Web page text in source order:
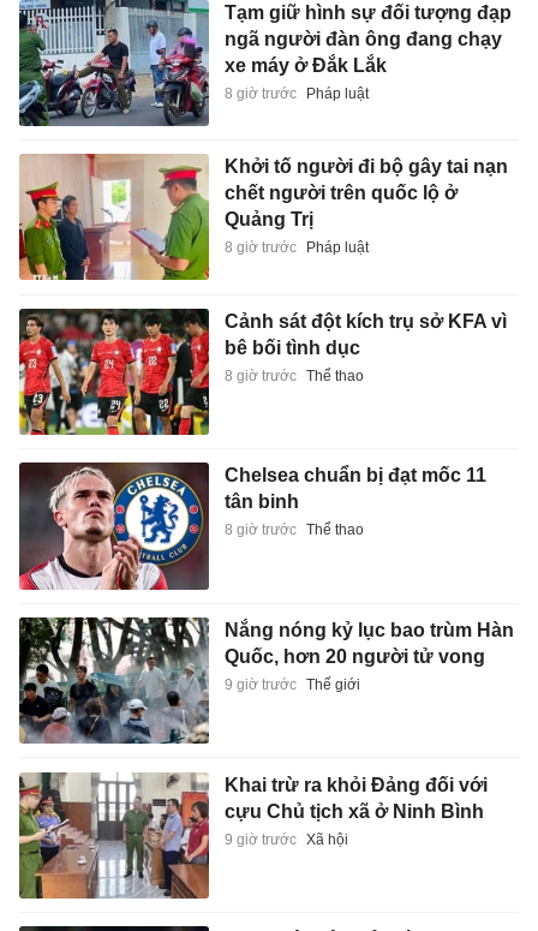
Tạm giữ hình sự đối tượng đạp
ngã người đàn ông đang chạy
xe máy ở Đắk Lắk
8 giờ trước Pháp luật
Khởi tố người đi bộ gây tai nạn
chết người trên quốc lộ ở
Quảng Trị
8 giờ trước Pháp luật
Cảnh sát đột kích trụ sở KFA vì
bê bối tình dục
8 giờ trước Thể thao
Chelsea chuẩn bị đạt mốc 11
tân binh
8 giờ trước Thể thao
Nắng nóng kỷ lục bao trùm Hàn
Quốc, hơn 20 người tử vong
9 giờ trước Thế giới
Khai trừ ra khỏi Đảng đối với
cựu Chủ tịch xã ở Ninh Bình
9 giờ trước Xã hội